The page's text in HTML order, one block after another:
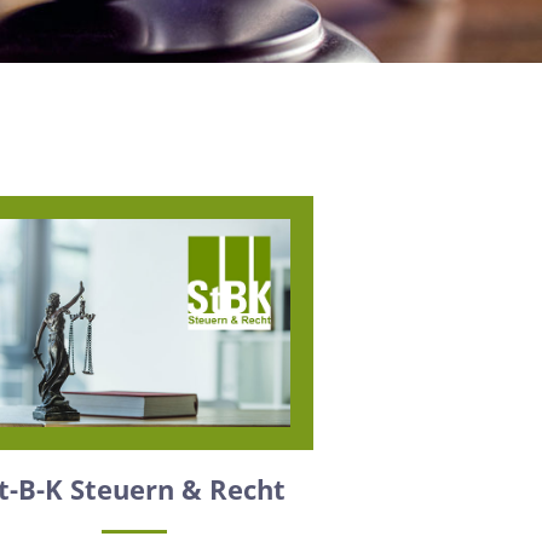
B-K Steuern & Recht